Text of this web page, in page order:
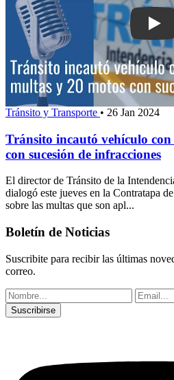
Tránsito y Transporte • 26 Jan 2024
Tránsito incautó vehículo
con sucesión de infracciones
El director de Tránsito de la
dialogó este jueves en la Contratapa
sobre las multas que son apl...
Boletín de Noticias
Suscribite para recibir las últimas
correo.
Suscribirse